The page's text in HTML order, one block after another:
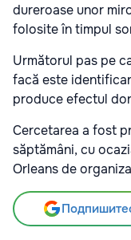
dureroase unor
folosite în timpul
Următorul pas pe
facă este
produce efectul
Cercetarea a fost
săptămâni, cu
Orleans de